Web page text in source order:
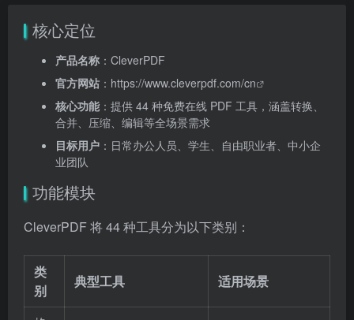
核心定位
产品名称 ：CleverPDF
官方网站 ： https://www.cleverpdf.com/cn
核心功能：提供 44 种免费在线 PDF 工具，涵盖转换、
合并、压缩、编辑等全场景需求
目标用户 ：日常办公人员、学生、自由职业者、中小企
业团队
功能模块
CleverPDF 将 44 种工具分为以下类别：
类
别
典型工具 适用场景